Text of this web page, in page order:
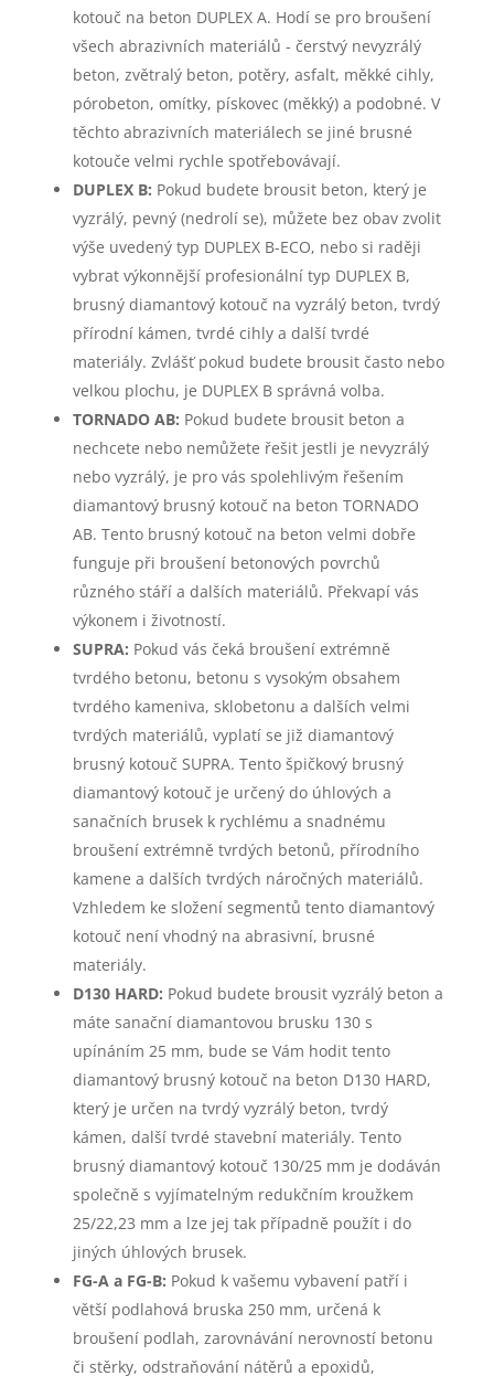
kotouč na beton DUPLEX A. Hodí se pro broušení
všech abrazivních materiálů - čerstvý nevyzrálý
beton, zvětralý beton, potěry, asfalt, měkké cihly,
pórobeton, omítky, pískovec (měkký) a podobné. V
těchto abrazivních materiálech se jiné brusné
kotouče velmi rychle spotřebovávají.
DUPLEX B: Pokud budete brousit beton, který je
vyzrálý, pevný (nedrolí se), můžete bez obav zvolit
výše uvedený typ DUPLEX B-ECO, nebo si raději
vybrat výkonnější profesionální typ DUPLEX B,
brusný diamantový kotouč na vyzrálý beton, tvrdý
přírodní kámen, tvrdé cihly a další tvrdé
materiály. Zvlášť pokud budete brousit často nebo
velkou plochu, je DUPLEX B správná volba.
TORNADO AB: Pokud budete brousit beton a
nechcete nebo nemůžete řešit jestli je nevyzrálý
nebo vyzrálý, je pro vás spolehlivým řešením
diamantový brusný kotouč na beton TORNADO
AB. Tento brusný kotouč na beton velmi dobře
funguje při broušení betonových povrchů
různého stáří a dalších materiálů. Překvapí vás
výkonem i životností.
SUPRA: Pokud vás čeká broušení extrémně
tvrdého betonu, betonu s vysokým obsahem
tvrdého kameniva, sklobetonu a dalších velmi
tvrdých materiálů, vyplatí se již diamantový
brusný kotouč SUPRA. Tento špičkový brusný
diamantový kotouč je určený do úhlových a
sanačních brusek k rychlému a snadnému
broušení extrémně tvrdých betonů, přírodního
kamene a dalších tvrdých náročných materiálů.
Vzhledem ke složení segmentů tento diamantový
kotouč není vhodný na abrasivní, brusné
materiály.
D130 HARD: Pokud budete brousit vyzrálý beton a
máte sanační diamantovou brusku 130 s
upínáním 25 mm, bude se Vám hodit tento
diamantový brusný kotouč na beton D130 HARD,
který je určen na tvrdý vyzrálý beton, tvrdý
kámen, další tvrdé stavební materiály. Tento
brusný diamantový kotouč 130/25 mm je dodáván
společně s vyjímatelným redukčním kroužkem
25/22,23 mm a lze jej tak případně použít i do
jiných úhlových brusek.
FG-A a FG-B: Pokud k vašemu vybavení patří i
větší podlahová bruska 250 mm, určená k
broušení podlah, zarovnávání nerovností betonu
či stěrky, odstraňování nátěrů a epoxidů,